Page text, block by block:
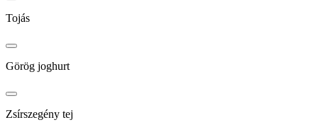
Tojás
Görög joghurt
Zsírszegény tej